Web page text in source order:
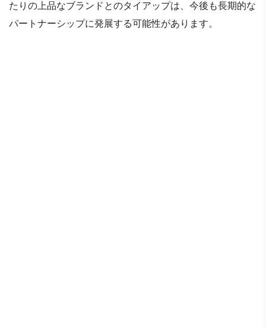
たりの上品なブランドとのタイアップは、今後も長期的な
パートナーシップに発展する可能性があります。